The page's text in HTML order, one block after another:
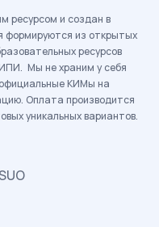
ресурсом и создан в
формируются из открытых
ресурсов
Мы не храним у себя
КИМы на
Оплата производится
уникальных вариантов.